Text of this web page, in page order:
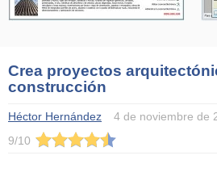
Crea proyectos
construcción
Héctor Hernández
4 de noviembre de
9/10